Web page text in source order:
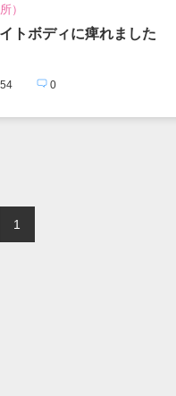
）
トボディに痺れました
0
1